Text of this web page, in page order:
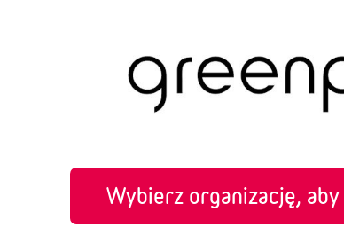
Wybierz organizację,